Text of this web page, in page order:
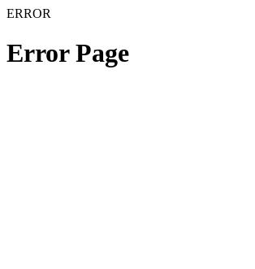
ERROR
Error Page